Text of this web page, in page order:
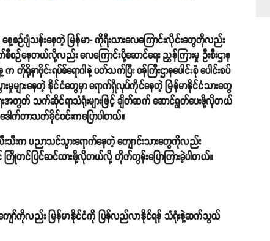
နေ့စဉ်ပျံသန်းနေတဲ့ မြန်မာ- ကိုရီးယားလေကြောင်းလိုင်းတွေကိုလည်း
နေတယ်လို့လည်း လေကြောင်းပို့ဆောင်ရေး ညွှန်ကြားမှု ဦးစီးဌာန
နာဗိုင်းရပ်စ်ရောဂါနဲ့ ပတ်သက်ပြီး ဝန်ကြီးဌာနပေါင်းစုံ ပေါင်းစပ်
ားမှုများနေတဲ့ နိုင်ငံတွေမှာ ရောက်ရှိလုပ်ကိုင်နေတဲ့ မြန်မာနိုင်ငံသားတွေ
အတွက် သက်ဆိုင်ရာသံရုံးများဖြင့် ချိတ်ဆက် ဆောင်ရွက်ပေးဖို့လိုတယ်
ေါက်တာသက်ခိုင်ဝင်းကပြောပါတယ်။
အသီးသီးက ပညာသင်သွားရောက်နေတဲ့ ကျောင်းသားတွေကိုလည်း
ကြိုတင်ပြင်ဆင်ထားဖို့လိုတယ်လို့ တိုက်တွန်းပြောကြားခဲ့ပါတယ်။
ျော်ကိုလည်း မြန်မာနိုင်ငံကို ပြန်လည်လာနိုင်ရန် သံရုံးနဲ့ဆက်သွယ်